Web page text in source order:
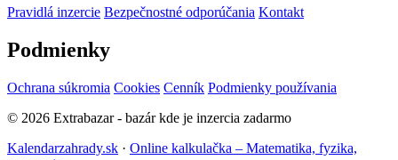
Pravidlá inzercie Bezpečnostné odporúčania Kontakt
Podmienky
Ochrana súkromia Cookies Cenník Podmienky používania
© 2026 Extrabazar - bazár kde je inzercia zadarmo
Kalendarzahrady.sk · Online kalkulačka – Matematika, fyzika,